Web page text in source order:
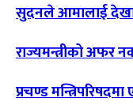
सुदनले आमालाई
राज्यमन्त्रीको अफर
प्रचण्ड